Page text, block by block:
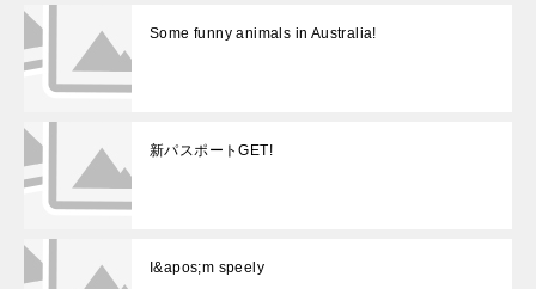
Some funny animals in Australia!
新パスポートGET!
I&apos;m speely